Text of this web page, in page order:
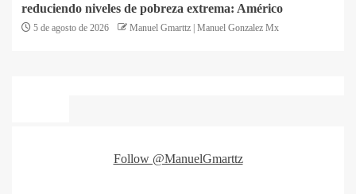
reduciendo niveles de pobreza extrema: Américo
5 de agosto de 2026 Manuel Gmarttz | Manuel Gonzalez Mx
Follow @ManuelGmarttz